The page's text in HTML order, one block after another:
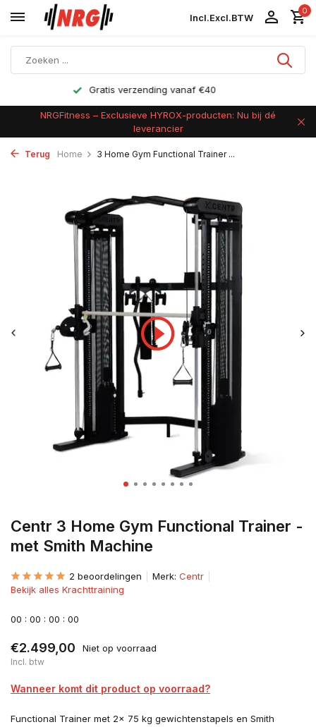
Incl.Excl.BTW
0
30 jaar expertise
NRGFitness – Exclusieve HYROX-producten: Nu bij dé
leverancier
Terug Home 3 Home Gym Functional Trainer ...
Centr 3 Home Gym Functional Trainer -
met Smith Machine
2 beoordelingen Merk: Centr
Bekijk alles Krachttraining
00 : 00 : 00 : 00
€2.499,00 Niet op voorraad
Incl. btw
Wanneer komt dit product op voorraad?
Functional Trainer met 2x 75 kg gewichtenstapels en Smith